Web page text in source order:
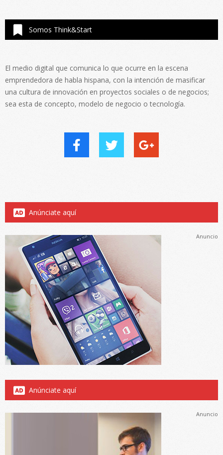
Somos Think&Start
El medio digital que comunica lo que ocurre en la escena
emprendedora de habla hispana, con la intención de masificar
una cultura de innovación en proyectos sociales o de negocios;
sea esta de concepto, modelo de negocio o tecnología.
Anúnciate aquí
Anuncio
Anúnciate aquí
Anuncio